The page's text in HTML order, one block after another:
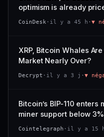
CONFIANCE
VAR. 7 J
CONFIANCE
momentum 24 h dégradé
(0,9 % de sa
538 M$
−2,9 %
−50,0 %
CONFIANCE
optimism is already
CoinDesk · il y a 45 h · ▼
XRP, Bitcoin Whales
Market Nearly Over?
Decrypt · il y a 3 j · ▼
Bitcoin’s BIP-110
miner support below 3%
Cointelegraph · il y a 15